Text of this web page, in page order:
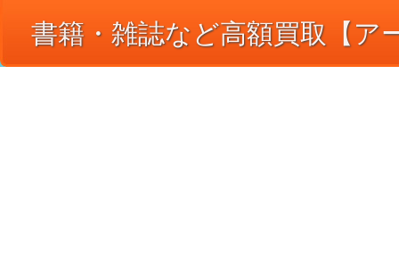
書籍・雑誌など高額買取【ア